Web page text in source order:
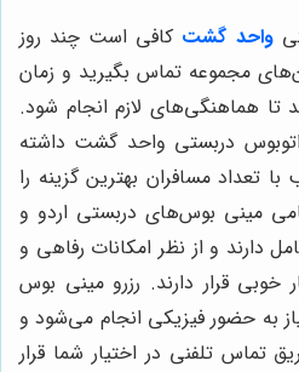
واحد گشت کافی است چند روز
مجموعه تماس بگیرید و زمان
هماهنگی‌های لازم انجام شود.
اتوبوس دربستی واحد گشت داشته
تعداد مسافران بهترین گزینه را
مینی بوس‌های دربستی اردو و
دارند و از نظر امکانات رفاهی و
قرار دارند. رزرو مینی بوس
به حضور فیزیکی انجام می‌شود و
تماس تلفنی در اختیار شما قرار